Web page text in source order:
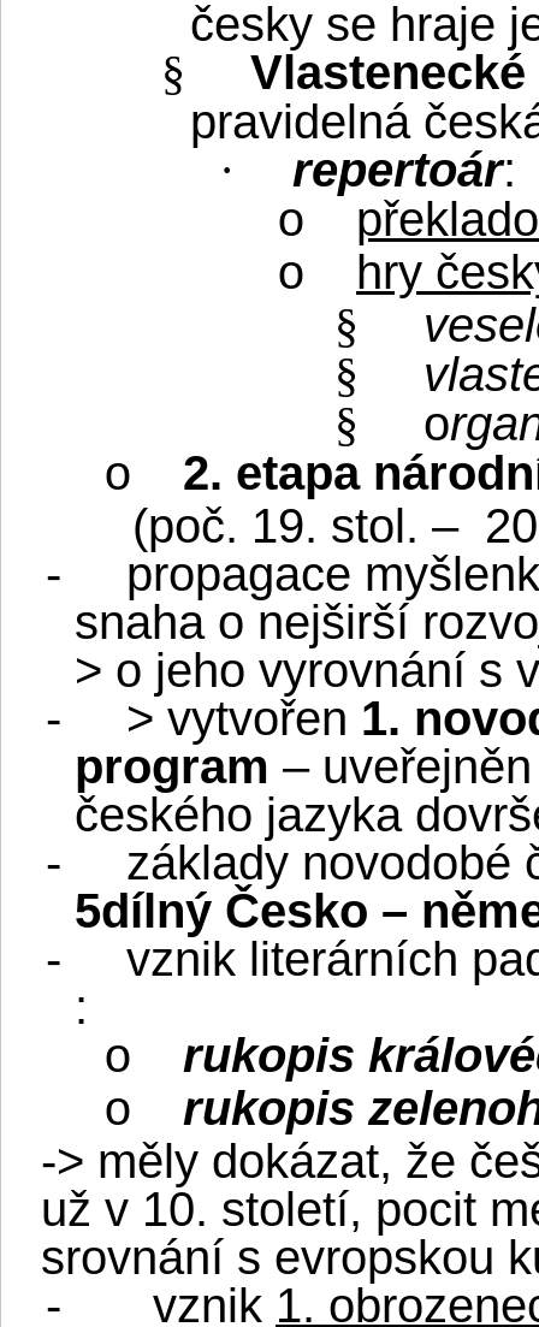
česky se hraje
§
pravidelná
·
repertoár:
o
o
hry
§
§
§
o
o
2. etapa
(poč. 19. stol. –
-
propagace
snaha o nejširší
> o jeho vyrovnání s
-
> vytvořen 1.
program –
českého jazyka
-
základy novodobé
5dílný Česko –
-
vznik literárních
:
o rukopis
o
rukopis
-> měly dokázat, že
už v 10. století, pocit
srovnání s evropskou
-
vznik 1.